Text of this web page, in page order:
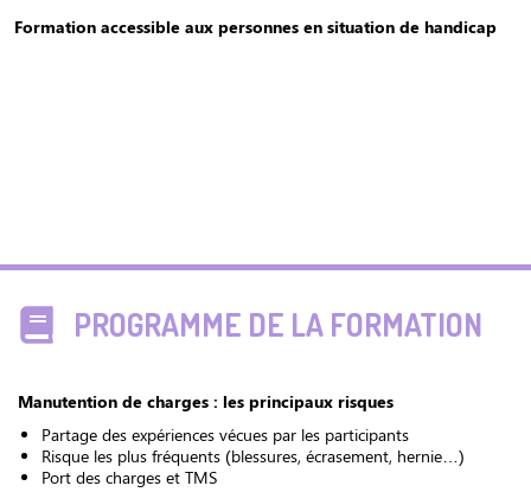
Formation accessible aux personnes en situation de handicap
PROGRAMME DE LA FORMATION
Manutention de charges : les principaux risques
Partage des expériences vécues par les participants
Risque les plus fréquents (blessures, écrasement, hernie…)
Port des charges et TMS